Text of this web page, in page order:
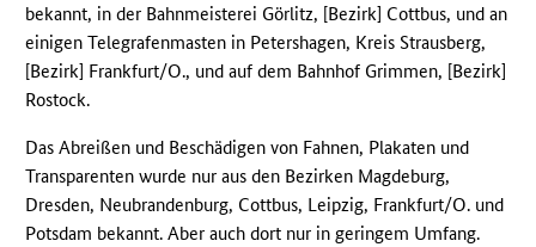
bekannt, in der Bahnmeisterei Görlitz, [Bezirk] Cottbus, und an
einigen Telegrafenmasten in Petershagen, Kreis Strausberg,
[Bezirk] Frankfurt/O., und auf dem Bahnhof Grimmen, [Bezirk]
Rostock.
Das Abreißen und Beschädigen von Fahnen, Plakaten und
Transparenten wurde nur aus den Bezirken Magdeburg,
Dresden, Neubrandenburg, Cottbus, Leipzig, Frankfurt/O. und
Potsdam bekannt. Aber auch dort nur in geringem Umfang.